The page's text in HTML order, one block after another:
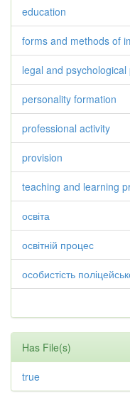
education
forms and methods of
legal and psychological
personality formation
professional activity
provision
teaching and learning
освіта
освітній процес
особистість
Has File(s)
true